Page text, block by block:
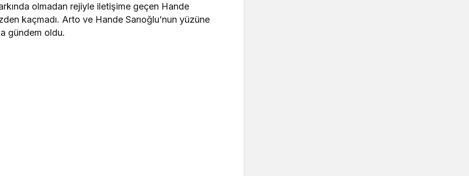
olmadan rejiyle iletişime geçen Hande
kaçmadı. Arto ve Hande Sarıoğlu’nun yüzüne
gündem oldu.